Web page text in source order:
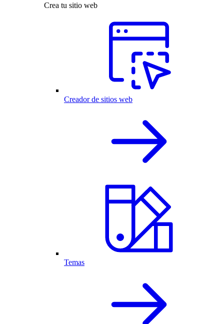
Crea tu sitio web
Creador de sitios web
Temas